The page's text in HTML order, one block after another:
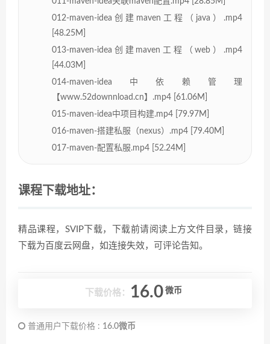
012-maven-idea创建maven工程（java）.mp4
[48.25M]
013-maven-idea创建maven工程（web）.mp4
[44.03M]
014-maven-idea中依赖管理
【www.52downnload.cn】.mp4 [61.06M]
015-maven-idea中项目构建.mp4 [79.97M]
016-maven-搭建私服（nexus）.mp4 [79.40M]
017-maven-配置私服.mp4 [52.24M]
课程下载地址：
精品课程，SVIP下载，下载前请阅读上方文件目录，链接
下载为百度云网盘，如连接失效，可评论告知。
下载价格： 16.0 微币
普通用户下载价格 : 16.0微币